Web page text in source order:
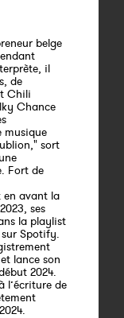
belge
il
de
Chili
Chance
musique
sort
Fort de
en avant la
ses
la playlist
Spotify.
lance son
2024.
l’écriture de